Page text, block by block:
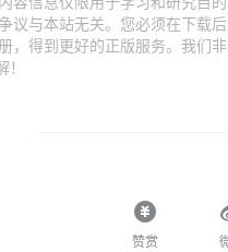
议与本站无关。您必须在下载
，得到更好的正版服务。我们
赞赏